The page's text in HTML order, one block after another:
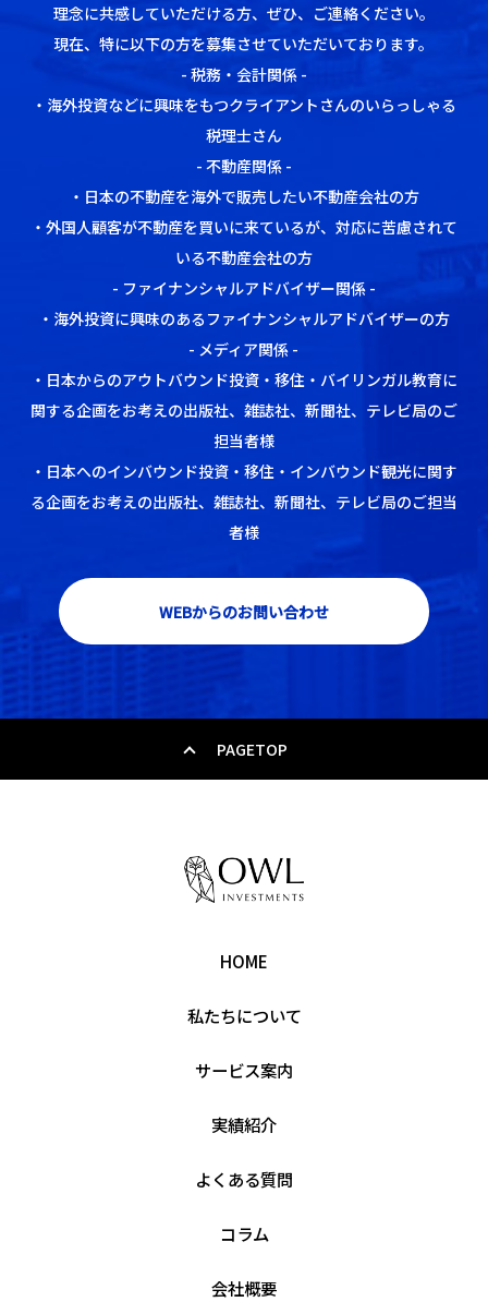
理念に共感していただける方、ぜひ、ご連絡ください。
現在、特に以下の方を募集させていただいております。
- 税務・会計関係 -
・海外投資などに興味をもつクライアントさんのいらっしゃる
税理士さん
- 不動産関係 -
・日本の不動産を海外で販売したい不動産会社の方
・外国人顧客が不動産を買いに来ているが、対応に苦慮されて
いる不動産会社の方
- ファイナンシャルアドバイザー関係 -
・海外投資に興味のあるファイナンシャルアドバイザーの方
- メディア関係 -
・日本からのアウトバウンド投資・移住・バイリンガル教育に
関する企画をお考えの出版社、雑誌社、新聞社、テレビ局のご
担当者様
・日本へのインバウンド投資・移住・インバウンド観光に関す
る企画をお考えの出版社、雑誌社、新聞社、テレビ局のご担当
者様
WEBからのお問い合わせ
PAGETOP
HOME
私たちについて
サービス案内
実績紹介
よくある質問
コラム
会社概要